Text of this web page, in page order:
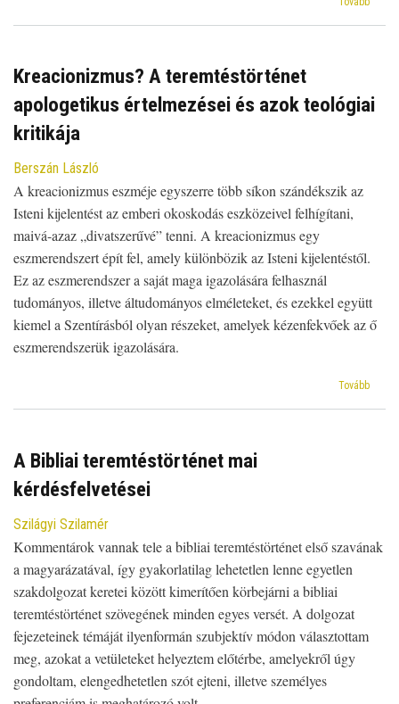
Kreacionizmus? A teremtéstörténet
apologetikus értelmezései és azok teológiai
kritikája
Berszán László
A kreacionizmus eszméje egyszerre több síkon szándékszik az
Isteni kijelentést az emberi okoskodás eszközeivel felhígítani,
maivá-azaz „divatszerűvé” tenni. A kreacionizmus egy
eszmerendszert épít fel, amely különbözik az Isteni kijelentéstől.
Ez az eszmerendszer a saját maga igazolására felhasznál
tudományos, illetve áltudományos elméleteket, és ezekkel együtt
kiemel a Szentírásból olyan részeket, amelyek kézenfekvőek az ő
eszmerendszerük igazolására.
Tovább
A Bibliai teremtéstörténet mai
kérdésfelvetései
Szilágyi Szilamér
Kommentárok vannak tele a bibliai teremtéstörténet első szavának
a magyarázatával, így gyakorlatilag lehetetlen lenne egyetlen
szakdolgozat keretei között kimerítően körbejárni a bibliai
teremtéstörténet szövegének minden egyes versét. A dolgozat
fejezeteinek témáját ilyenformán szubjektív módon választottam
meg, azokat a vetületeket helyeztem előtérbe, amelyekről úgy
gondoltam, elengedhetetlen szót ejteni, illetve személyes